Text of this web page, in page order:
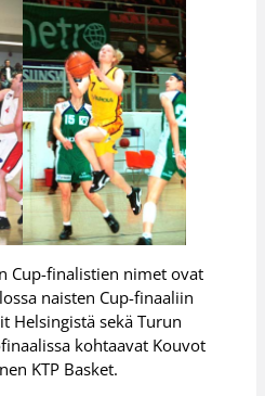
Cup-finalistien nimet ovat
naisten Cup-finaaliin
Helsingistä sekä Turun
kohtaavat Kouvot
KTP Basket.